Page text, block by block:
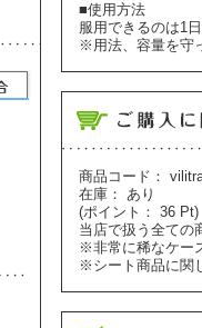
■使用方法
服用できるのは1
※用法、容量を守
商品コード：
在庫： あり
(ポイント： 36 Pt)
当店で扱う全ての
※非常に稀なケー
※シート商品に関
アイピル 1.5mg 1錠
¥1,980
避妊・ピル
ルミガン(LUMIGAN)